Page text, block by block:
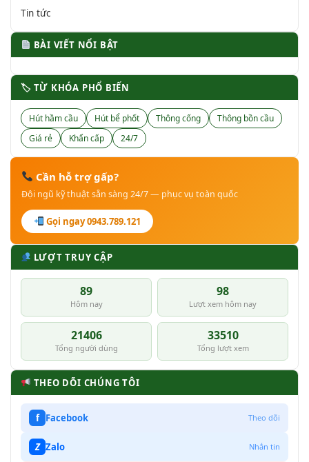
Tin tức
BÀI VIẾT NỔI BẬT
🏷 TỪ KHÓA PHỔ BIẾN
Hút hầm cầu Hút bể phốt Thông cống
Thông bồn cầu
Giá rẻ
Khẩn cấp 24/7
Cần hỗ trợ gấp?
Đội ngũ kỹ thuật sẵn sàng 24/7 — phục vụ toàn quốc
Gọi ngay 0943.789.121
LƯỢT TRUY CẬP
89
Hôm nay
98
Lượt xem hôm nay
21406
Tổng người dùng
33510
Tổng lượt xem
THEO DÕI CHÚNG TÔI
f Facebook Theo dõi
Z Zalo Nhắn tin